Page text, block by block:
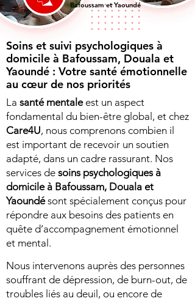
Bafoussam et Yaoundé
Soins et suivi psychologiques à
domicile à Bafoussam, Douala et
Yaoundé : Votre santé émotionnelle
au cœur de nos priorités
La santé mentaleest un aspect
fondamental du bien-être global, et chez
Care4U, nous comprenons combien il
est important de recevoir un soutien
adapté, dans un cadre rassurant. Nos
services de soins psychologiques à
domicile à Bafoussam, Douala et
Yaoundésont spécialement conçus pour
répondre aux besoins des patients en
quête d’accompagnement émotionnel
et mental.​
Nous intervenons auprès des personnes
souffrant de dépression, de burn-out, de
troubles liés au deuil, ou encore de